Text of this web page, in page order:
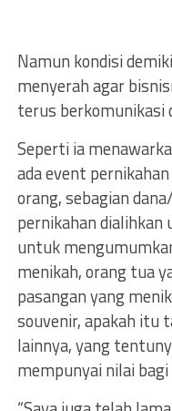
Namun kondisi
menyerah agar
terus berkomunikasi
Seperti ia
ada event
orang, sebagian
pernikahan
untuk
menikah, orang tua
pasangan yang
souvenir, apakah itu
lainnya, yang
mempunyai nilai